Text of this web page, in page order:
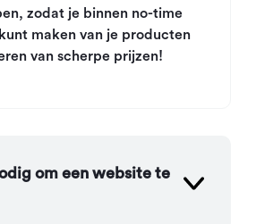
zodat je binnen no-time
maken van je producten
van scherpe prijzen!
om een website te